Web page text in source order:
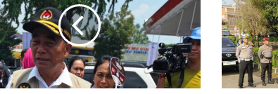
dirikan
untuk
pengamanan
mudik